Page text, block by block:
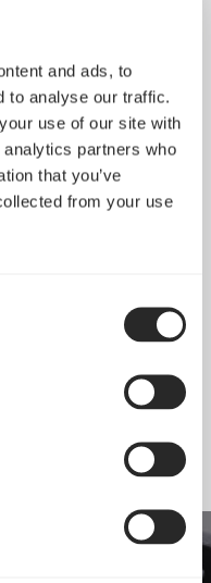
and ads, to
to analyse our traffic.
use of our site with
partners who
that you’ve
from your use
，散发鲜艳的色彩
静音操作，持久耐用